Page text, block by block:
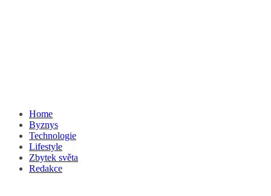
Home
Byznys
Technologie
Lifestyle
Zbytek světa
Redakce